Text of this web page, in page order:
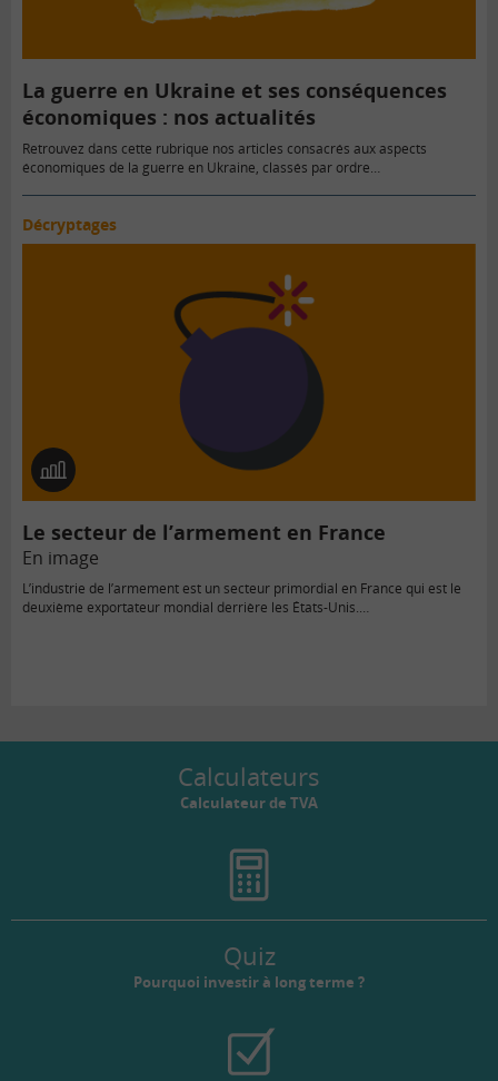
La guerre en Ukraine et ses conséquences
économiques : nos actualités
Retrouvez dans cette rubrique nos articles consacrés aux aspects
économiques de la guerre en Ukraine, classés par ordre…
Décryptages
En
image
Le secteur de l’armement en France
En image
L’industrie de l’armement est un secteur primordial en France qui est le
deuxième exportateur mondial derrière les États-Unis.…
Calculateurs
Calculateur de TVA
Quiz
Pourquoi investir à long terme ?